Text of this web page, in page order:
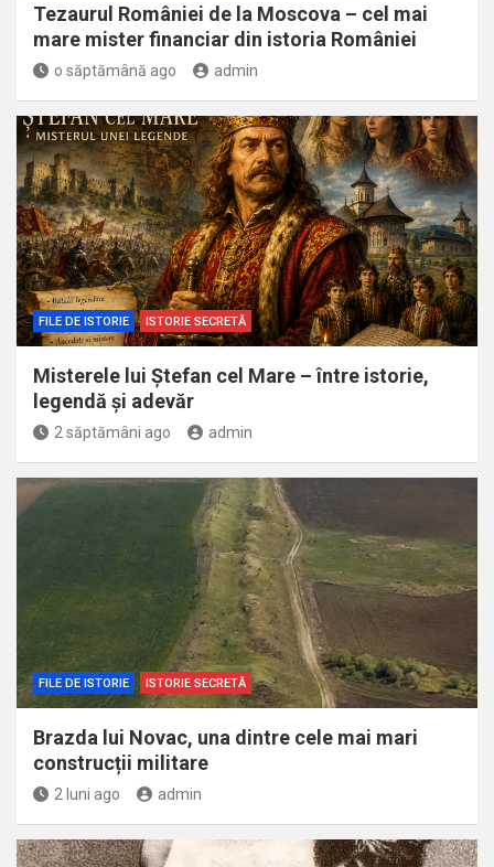
Tezaurul României de la Moscova – cel mai
mare mister financiar din istoria României
o săptămână ago admin
FILE DE ISTORIE ISTORIE SECRETĂ
Misterele lui Ștefan cel Mare – între istorie,
legendă și adevăr
2 săptămâni ago admin
FILE DE ISTORIE ISTORIE SECRETĂ
Brazda lui Novac, una dintre cele mai mari
construcții militare
2 luni ago admin